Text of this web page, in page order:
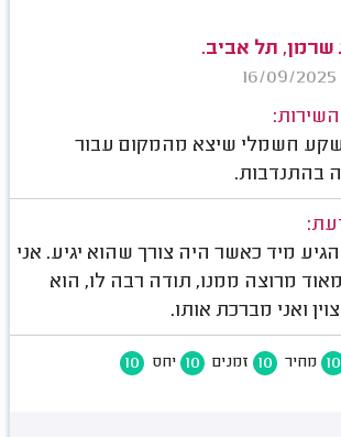
שרמן, תל אביב.
שקע חשמלי שיצא מהמקום עבור
בהתנדבות.
מיד כאשר היה צורך שהוא יגיע. אני
מאוד מרוצה ממנו, תודה רבה לו, הוא
ואני מברכת אותו.
10 מחיר 10 זמנים 10 יחס 10